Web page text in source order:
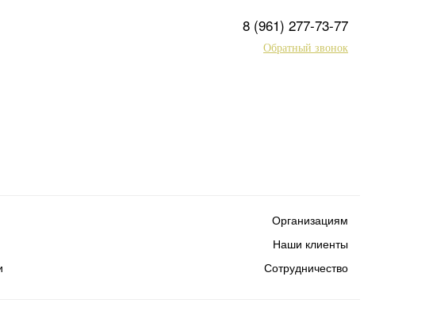
8 (961) 277-73-77
Обратный звонок
Организациям
Наши клиенты
Сотрудничество